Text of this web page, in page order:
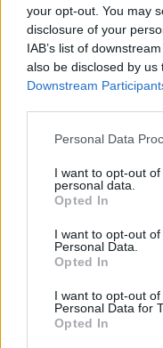
your opt-out. You may
disclosure of your
IAB’s list of
also be disclosed by
Downstream
Please note that this
not limited to your visit
grant or deny consent
use your data for
consent section.
Personal Data
I want to opt-out
personal data.
Opted In
I want to opt-out
Personal Data.
Opted In
I want to opt-out
Personal Data for
Opted In
Continuez la